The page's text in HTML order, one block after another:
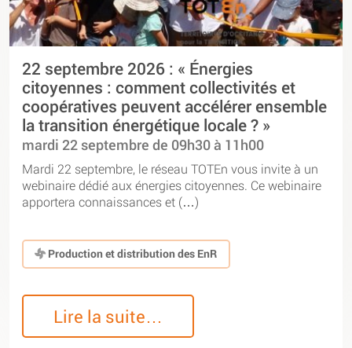
22 septembre 2026 : « Énergies
citoyennes : comment collectivités et
coopératives peuvent accélérer ensemble
la transition énergétique locale ? »
mardi 22 septembre de 09h30 à 11h00
Mardi 22 septembre, le réseau TOTEn vous invite à un
webinaire dédié aux énergies citoyennes. Ce webinaire
apportera connaissances et (…)
Production et distribution des EnR
Lire la suite…